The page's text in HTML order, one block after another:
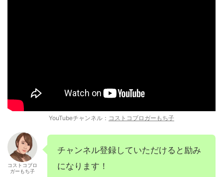
YouTubeチャンネル： コストコブロガーもち子
コストコブロ
ガーもち子
チャンネル登録していただけると励み
になります！